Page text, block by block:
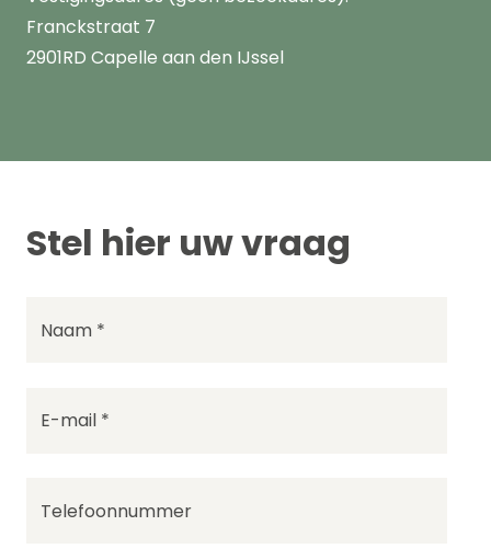
Franckstraat 7
2901RD Capelle aan den IJssel
Stel hier uw vraag